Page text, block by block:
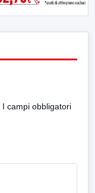
I campi obbligatori